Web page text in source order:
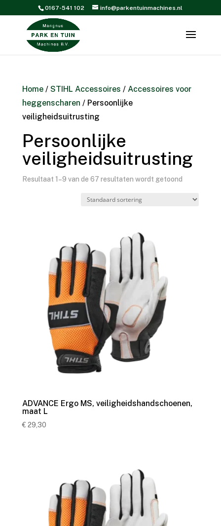
0167-541 102 info@parkentuinmachines.nl
Home/ STIHL Accessoires / Accessoires voor
heggenscharen / Persoonlijke
veiligheidsuitrusting
Persoonlijke
veiligheidsuitrusting
Resultaat 1–9 van de 67 resultaten wordt getoond
ADVANCE Ergo MS, veiligheidshandschoenen,
maat L
€ 29,30